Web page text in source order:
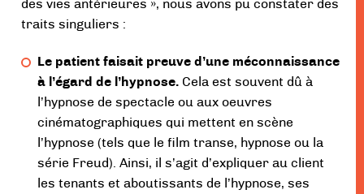
des vies antérieures », nous avons pu constater des
traits singuliers :
Le patient faisait preuve d’une méconnaissance
à l’égard de l’hypnose. Cela est souvent dû à
l’hypnose de spectacle ou aux oeuvres
cinématographiques qui mettent en scène
l’hypnose (tels que le film transe, hypnose ou la
série Freud). Ainsi, il s’agit d’expliquer au client
les tenants et aboutissants de l’hypnose, ses